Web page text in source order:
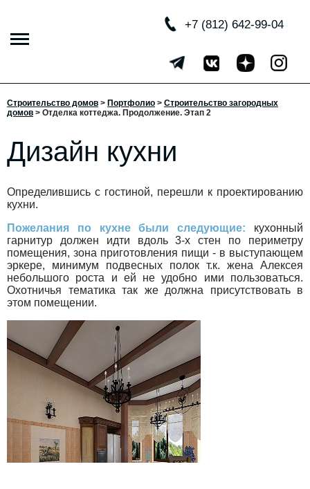
+7 (812) 642-99-04
Строительство домов > Портфолио > Строительство загородных
домов > Отделка коттеджа. Продолжение. Этап 2
Дизайн кухни
Определившись с гостиной, перешли к проектированию
кухни.
Пожелания по кухне были следующие: кухонный
гарнитур должен идти вдоль 3-х стен по периметру
помещения, зона приготовления пищи - в выступающем
эркере, минимум подвесных полок т.к. жена Алексея
небольшого роста и ей не удобно ими пользоваться.
Охотничья тематика так же должна присутствовать в
этом помещении.